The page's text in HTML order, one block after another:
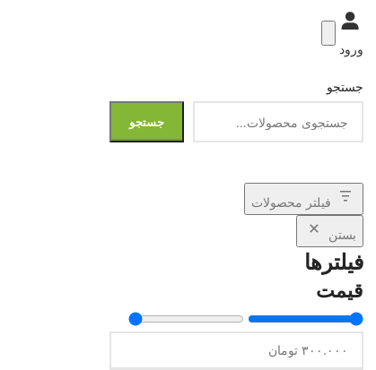
ورود
جستجو
جستجو
فیلتر محصولات
بستن
فیلترها
قیمت